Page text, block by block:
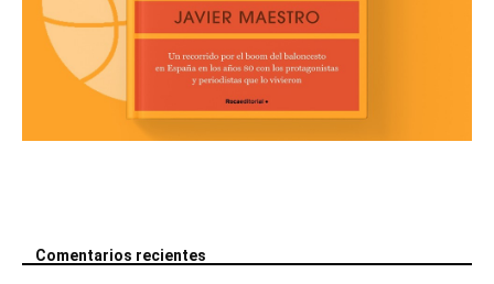
Comentarios recientes